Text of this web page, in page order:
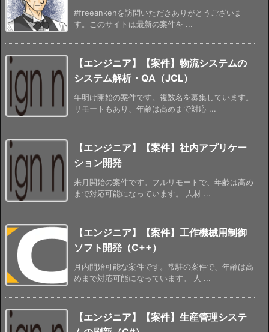
#freeankenを訪問いただきありがとうございま
す。このサイトは最新の案件を ...
【エンジニア】【案件】物流システムの
システム解析・QA（JCL）
年明け開始の案件です。複数名を募集しています。
リモートもあり、年齢は高めまで対応 ...
【エンジニア】【案件】社内アプリケー
ション開発
来月開始の案件です。フルリモートで、年齢は高め
まで対応可能になっています。 人材 ...
【エンジニア】【案件】工作機械用制御
ソフト開発（C++）
月内開始可能な案件です。常駐の案件で、年齢は高
めまで対応可能になっています。 人 ...
【エンジニア】【案件】生産管理システ